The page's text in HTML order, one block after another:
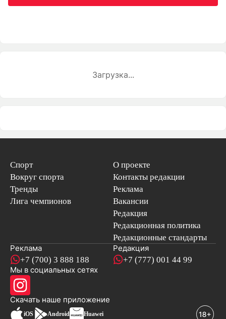
Загрузка...
Спорт
Вокруг спорта
Тренды
Лига чемпионов
О проекте
Контакты редакции
Реклама
Вакансии
Редакция
Редакционная политика
Редакционные стандарты
Реклама
+7 (700) 3 888 188
Редакция
+7 (777) 001 44 99
Мы в социальных сетях
Скачать наше приложениеновостей
iOS Android Huawei